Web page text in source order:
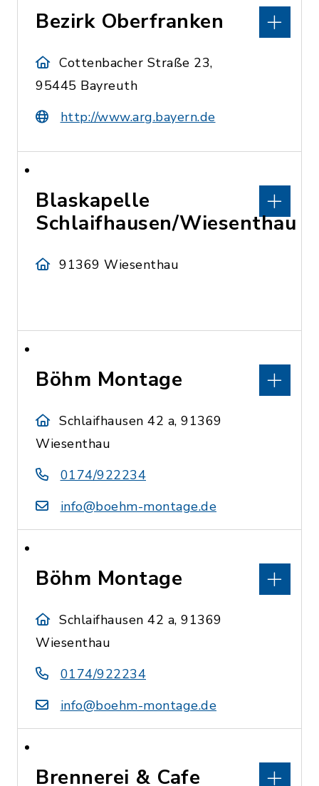
Bezirk Oberfranken
Cottenbacher Straße 23,
95445 Bayreuth
http://www.arg.bayern.de
Blaskapelle
Schlaifhausen/Wiesenthau
91369 Wiesenthau
Böhm Montage
Schlaifhausen 42 a, 91369
Wiesenthau
0174/922234
info@boehm-montage.de
Böhm Montage
Schlaifhausen 42 a, 91369
Wiesenthau
0174/922234
info@boehm-montage.de
Brennerei & Cafe